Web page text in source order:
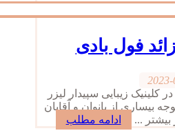
فول بادی
2023-
کلینیک زیبایی سپیدار لیزر
بیساری از بانوان و آقایان
بیشتر ...
ادامه مطلب